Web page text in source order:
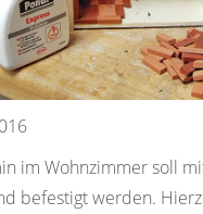
im Wohnzimmer soll
befestigt werden.